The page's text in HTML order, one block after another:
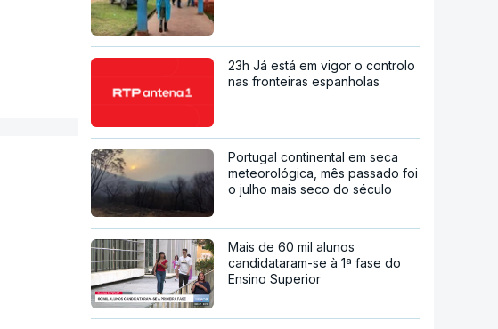
23h Já está em vigor o controlo
nas fronteiras espanholas
Portugal continental em seca
meteorológica, mês passado foi
o julho mais seco do século
Mais de 60 mil alunos
candidataram-se à 1ª fase do
Ensino Superior